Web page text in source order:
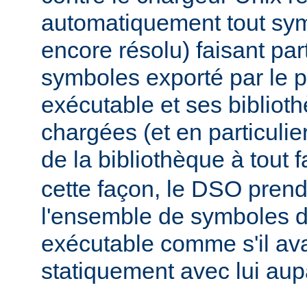
automatiquement tout
encore résolu) faisant
symboles exporté par le
exécutable et ses
chargées (et en
de la bibliothèque à tout
cette façon, le DSO
l'ensemble de symboles
exécutable comme s'il
statiquement avec lui